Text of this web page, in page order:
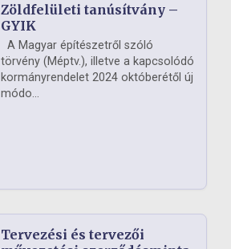
Zöldfelületi tanúsítvány –
GYIK
A Magyar építészetről szóló
törvény (Méptv.), illetve a kapcsolódó
kormányrendelet 2024 októberétől új
módo...
Tervezési és tervezői